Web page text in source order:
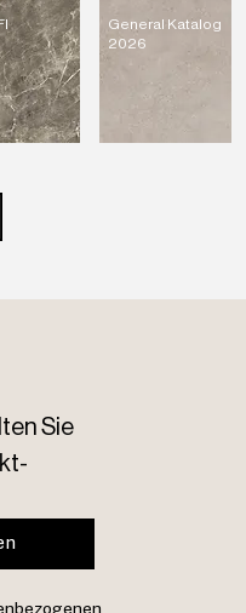
General Katalog
2026
Sie